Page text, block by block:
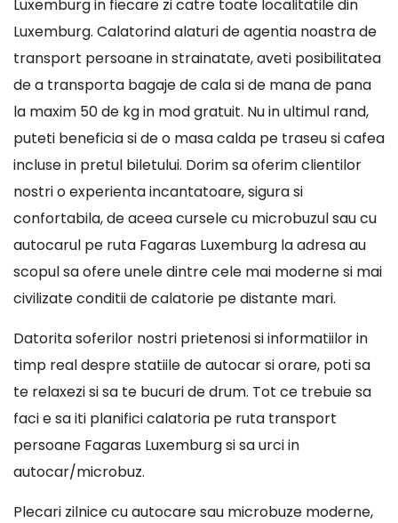
Luxemburg in fiecare zi catre toate localitatile din
Luxemburg. Calatorind alaturi de agentia noastra de
transport persoane in strainatate, aveti posibilitatea
de a transporta bagaje de cala si de mana de pana
la maxim 50 de kg in mod gratuit. Nu in ultimul rand,
puteti beneficia si de o masa calda pe traseu si cafea
incluse in pretul biletului. Dorim sa oferim clientilor
nostri o experienta incantatoare, sigura si
confortabila, de aceea cursele cu microbuzul sau cu
autocarul pe ruta Fagaras Luxemburg la adresa au
scopul sa ofere unele dintre cele mai moderne si mai
civilizate conditii de calatorie pe distante mari.
Datorita soferilor nostri prietenosi si informatiilor in
timp real despre statiile de autocar si orare, poti sa
te relaxezi si sa te bucuri de drum. Tot ce trebuie sa
faci e sa iti planifici calatoria pe ruta transport
persoane Fagaras Luxemburg si sa urci in
autocar/microbuz.
Plecari zilnice cu autocare sau microbuze moderne,